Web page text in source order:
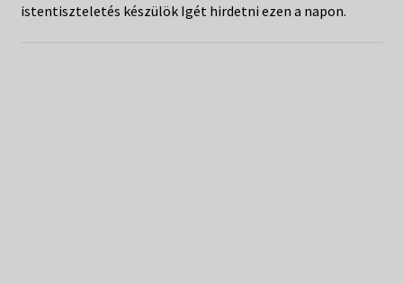
Csendesnapok
istentiszteletés készülök Igét hirdetni ezen a napon.